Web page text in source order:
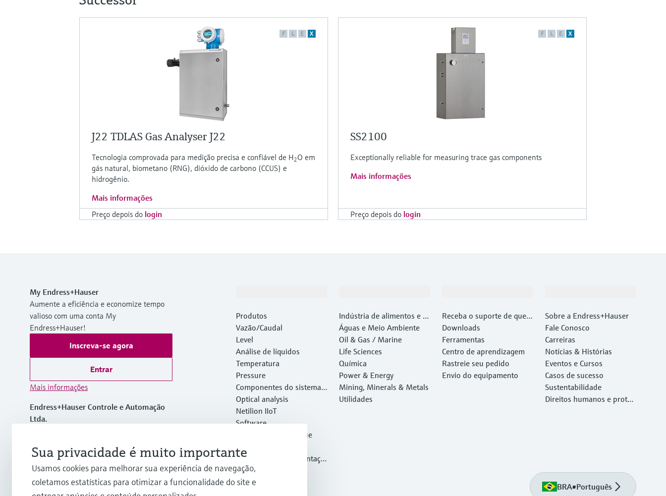
F L E X
J22 TDLAS Gas Analyser J22
Tecnologia comprovada para medição precisa e confiável de H2O em
gás natural, biometano (RNG), dióxido de carbono (CCUS) e
hidrogênio.
Mais informações
Preço depois do login
F L E X
SS2100
Exceptionally reliable for measuring trace gas components
Mais informações
Preço depois do login
My Endress+Hauser
Aumente a eficiência e economize tempo
valioso com uma conta My
Endress+Hauser!
Inscreva-se agora
Entrar
Mais informações
Endress+Hauser Controle e Automação
Ltda.
+55 11 5033-4333
info.br@endress.com
Produtos
Vazão/Caudal
Level
Análise de líquidos
Temperatura
Pressure
Componentes do sistema e
gerenciadores de dados
Optical analysis
Netilion IIoT
Software
Produtos em destaque
Ferramentas
Serviços de instrumentaçã
o
Indústria de alimentos e b
ebidas
Águas e Meio Ambiente
Oil & Gas / Marine
Life Sciences
Química
Power & Energy
Mining, Minerals & Metals
Utilidades
Receba o suporte de que v
ocê precisa, rapidamente!
Downloads
Ferramentas
Centro de aprendizagem
Rastreie seu pedido
Envio do equipamento
Sobre a Endress+Hauser
Fale Conosco
Carreiras
Notícias & Histórias
Eventos e Cursos
Casos de sucesso
Sustentabilidade
Direitos humanos e proteç
BRA•Português
Sua privacidade é muito importante
Usamos cookies para melhorar sua experiência de navegação,
coletamos estatísticas para otimizar a funcionalidade do site e